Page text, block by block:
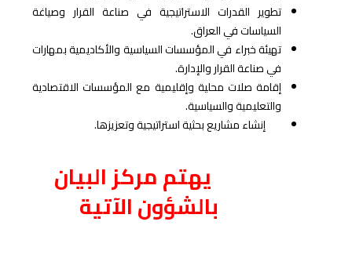
تطوير القدرات الاستراتيجية في صناعة القرار وصياغة
السياسات في العراق.
تهيئة خبراء في المؤسسات السياسية والأكاديمية بمهارات
في صناعة القرار والإدارة.
إقامة صلات محلية وإقليمية مع المؤسسات الاقتصادية
والتعليمية والسياسية.
إنشاء مشاريع بحثية استراتيجية وتعزيزها.
يهتم مركز البيان
بالشؤون الآتية